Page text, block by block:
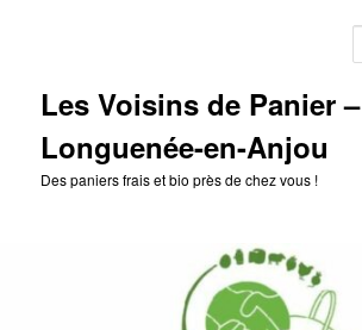
Les Voisins de Panier
Longuenée-en-Anjou
Des paniers frais et bio près de chez vous !